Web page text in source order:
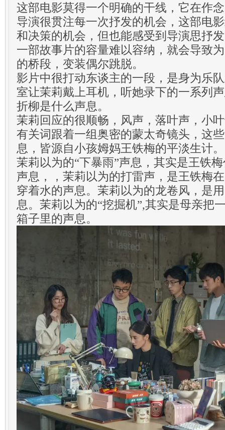
这部电影莫得一个明确的干线，它在作
导演很贯注每一次抒发的机会，这部电
和决策的机会，但也能感受到导演思抒
一部故事片的容量难以容纳，就会导致
的桥段，变装偶尔跳脱。
影片中很打动东谈主的一段，是身为乐
室让茉莉戴上耳机，听她录下的一系列
折柳是什么声息。
茉莉回应的很顺畅，风声，落叶声，小
有关词跟着一组奥密的蒙太奇镜头，这
息，皆源自小孩姆妈王铁梅的平淡生计。
茉莉以为的“下暴雨”声息，其实是王铁
声息，，茉莉以为的打雷声，是王铁梅
穿着水的声息。茉莉以为的龙卷风，是
息。茉莉以为的“挖掘机”,其实是母亲把
箱子里的声息。